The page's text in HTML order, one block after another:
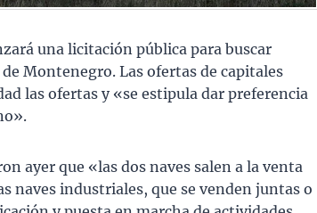
una licitación pública para buscar
Montenegro. Las ofertas de capitales
las ofertas y «se estipula dar preferencia
ayer que «las dos naves salen a la venta
naves industriales, que se venden juntas o